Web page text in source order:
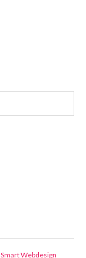
Smart Webdesign